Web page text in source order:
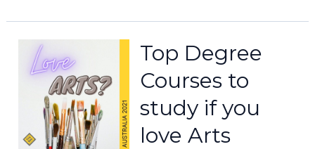
Top Degree
Courses to
study if you
love Arts